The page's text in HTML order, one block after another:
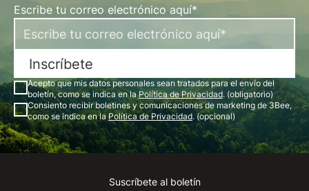
Escribe tu correo electrónico aquí*
Inscríbete
Acepto que mis datos personales sean tratados para el envío del
boletín, como se indica en laPolítica de Privacidad. (obligatorio)
Consiento recibir boletines y comunicaciones de marketing de 3Bee,
como se indica en laPolítica de Privacidad. (opcional)
Instagram
Facebook
Linkedin
Youtube
Suscríbete al boletín